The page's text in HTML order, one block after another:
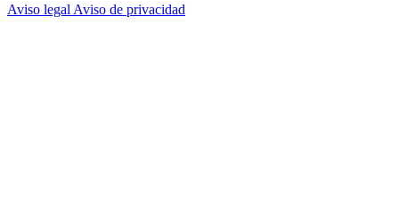
Aviso legal Aviso de privacidad